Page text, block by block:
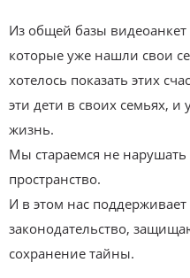
Из общей базы
которые уже нашли свои
хотелось показать этих
эти дети в своих семьях, и
жизнь.
Мы стараемся не
пространство.
И в этом нас поддерживает
законодательство,
сохранение тайны.